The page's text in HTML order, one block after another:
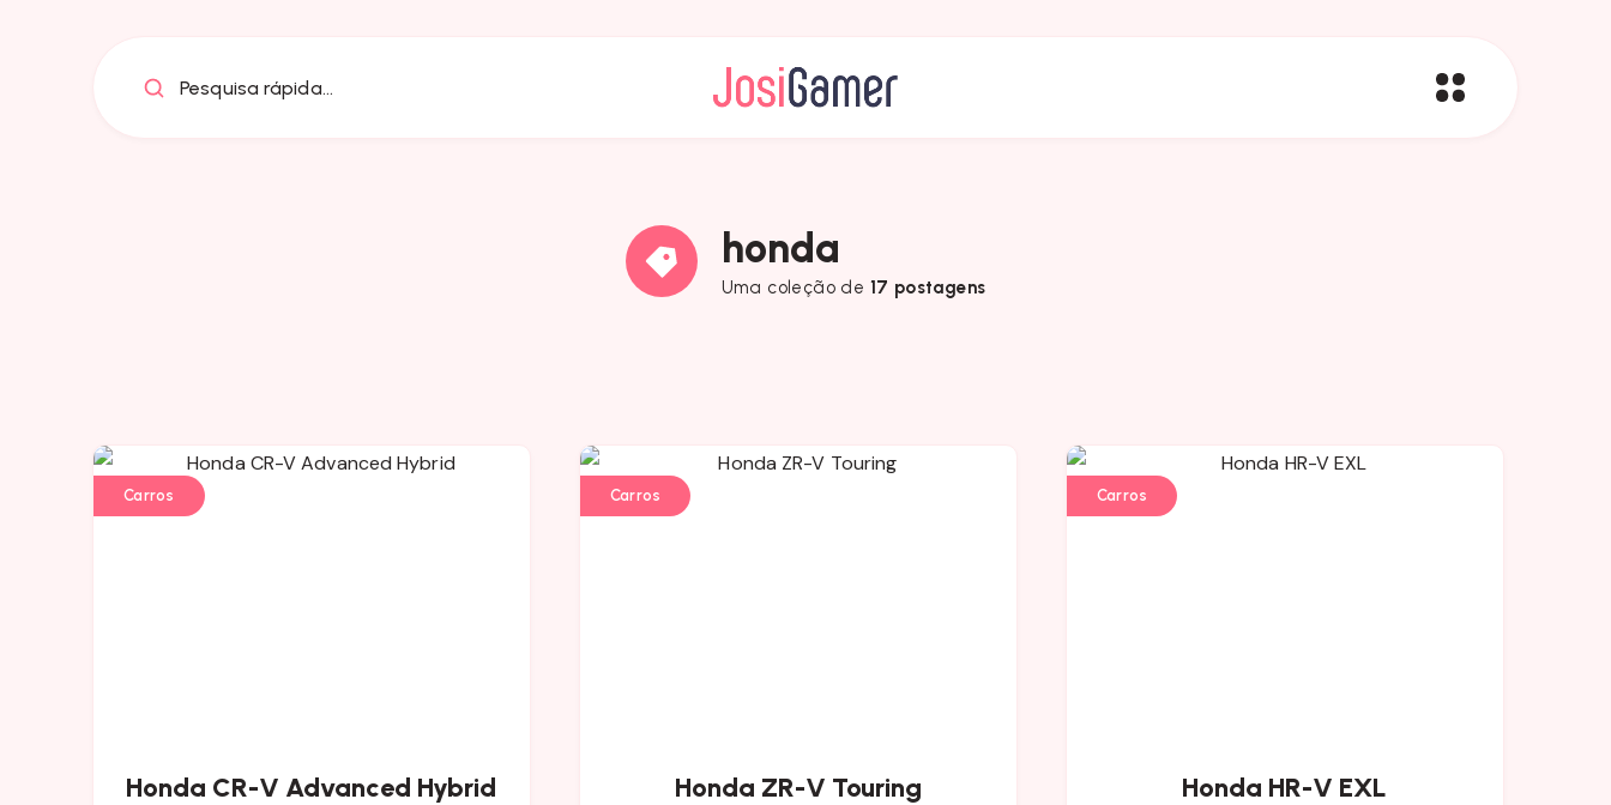
Pesquisa rápida...
honda
Uma coleção de 17 postagens
Carros
Honda CR-V Advanced Hybrid
Carros
Honda ZR-V Touring
Carros
Honda HR-V EXL